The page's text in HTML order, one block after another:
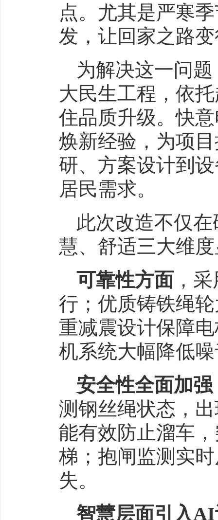
点。尤其是严寒
发，让回家之路
为解决这一问
大民生工程，依
住品质升级。快
焕新经验，为项
研、方案设计到
居民需求。
此次改造不仅
慧、舒适三大维
可靠性方面 ，
行；优质铸铁绳
重减震设计保障
机系统大幅降低
安全性全面加强
测钢丝绳状态，
能有效防止溜车
梯；抱闸监测实
失。
智慧层面引入